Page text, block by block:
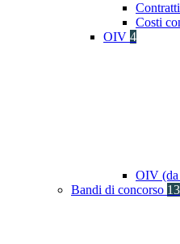
Costi
OIV 4
OIV (da
Bandi di concorso 13